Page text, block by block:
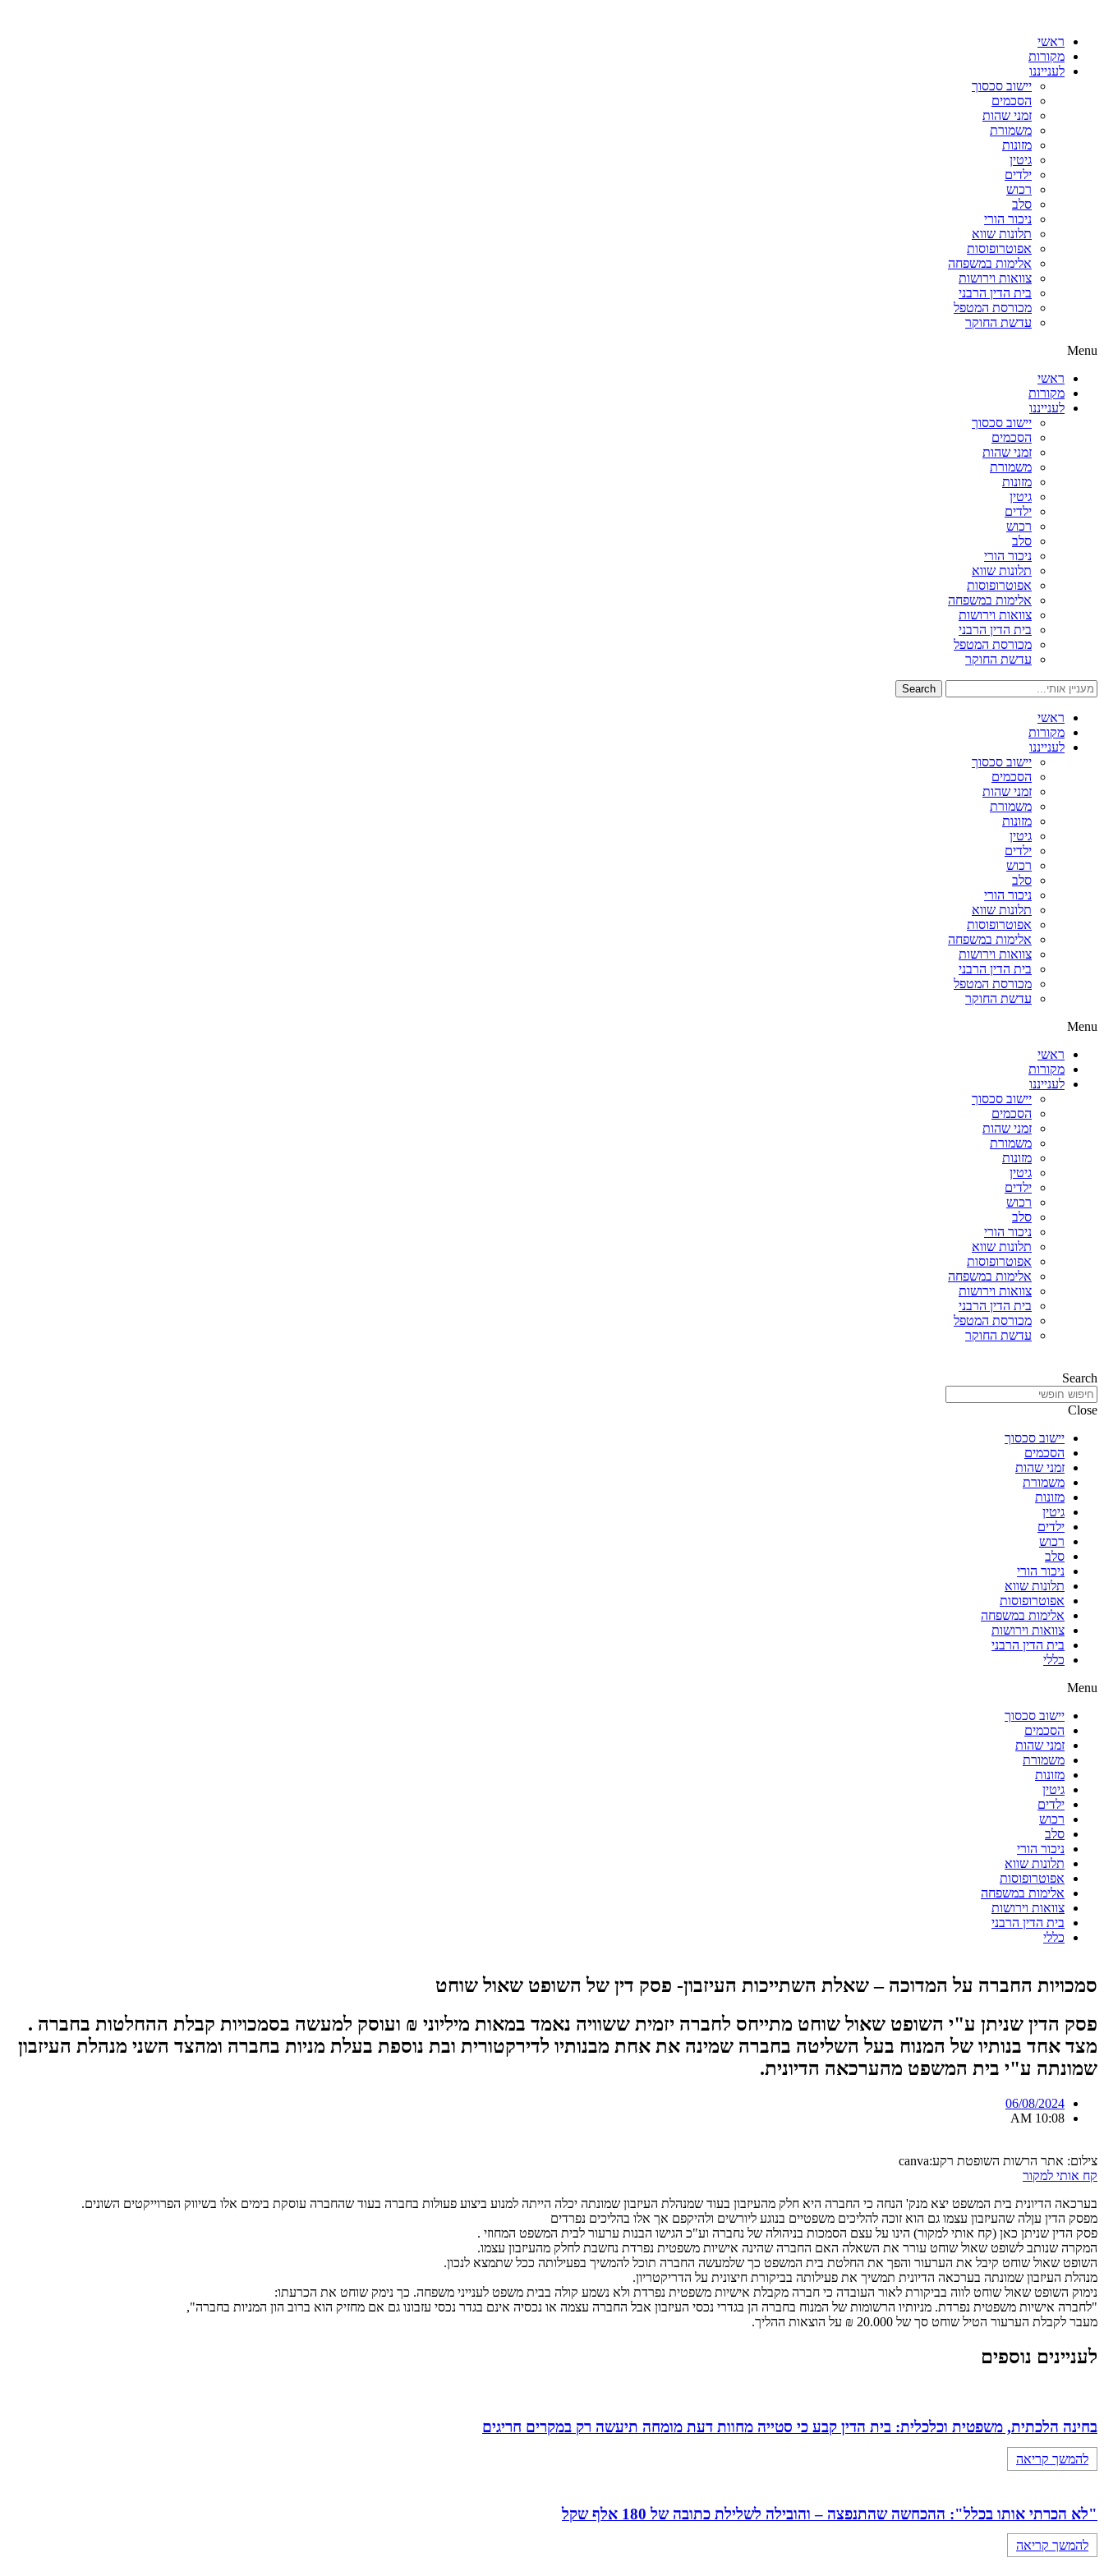
ראשי
מקורות
לענייננו
יישוב סכסוך
הסכמים
זמני שהות
משמורת
מזונות
גיטין
ילדים
רכוש
סלב
ניכור הורי
תלונות שווא
אפוטרופוסות
אלימות במשפחה
צוואות וירושות
בית הדין הרבני
מכורסת המטפל
עדשת החוקר
Menu
ראשי
מקורות
לענייננו
יישוב סכסוך
הסכמים
זמני שהות
משמורת
מזונות
גיטין
ילדים
רכוש
סלב
ניכור הורי
תלונות שווא
אפוטרופוסות
אלימות במשפחה
צוואות וירושות
בית הדין הרבני
מכורסת המטפל
עדשת החוקר
Search
ראשי
מקורות
לענייננו
יישוב סכסוך
הסכמים
זמני שהות
משמורת
מזונות
גיטין
ילדים
רכוש
סלב
ניכור הורי
תלונות שווא
אפוטרופוסות
אלימות במשפחה
צוואות וירושות
בית הדין הרבני
מכורסת המטפל
עדשת החוקר
Menu
ראשי
מקורות
לענייננו
יישוב סכסוך
הסכמים
זמני שהות
משמורת
מזונות
גיטין
ילדים
רכוש
סלב
ניכור הורי
תלונות שווא
אפוטרופוסות
אלימות במשפחה
צוואות וירושות
בית הדין הרבני
מכורסת המטפל
עדשת החוקר
Search
Close
יישוב סכסוך
הסכמים
זמני שהות
משמורת
מזונות
גיטין
ילדים
רכוש
סלב
ניכור הורי
תלונות שווא
אפוטרופוסות
אלימות במשפחה
צוואות וירושות
בית הדין הרבני
כללי
Menu
יישוב סכסוך
הסכמים
זמני שהות
משמורת
מזונות
גיטין
ילדים
רכוש
סלב
ניכור הורי
תלונות שווא
אפוטרופוסות
אלימות במשפחה
צוואות וירושות
בית הדין הרבני
כללי
סמכויות החברה על המדוכה – שאלת השתייכות העיזבון- פסק דין של השופט שאול שוחט
פסק הדין שניתן ע"י השופט שאול שוחט מתייחס לחברה יזמית ששוויה נאמד במאות מיליוני ₪ ועוסק למעשה בסמכויות קבלת ההחלטות בחברה .
מצד אחד בנותיו של המנוח בעל השליטה בחברה שמינה את אחת מבנותיו לדירקטורית ובת נוספת בעלת מניות בחברה ומהצד השני מנהלת העיזבון
שמונתה ע"י בית המשפט מהערכאה הדיונית.
06/08/2024
10:08 AM
צילום: אתר הרשות השופטת רקע:canva
קח אותי למקור
בערכאה הדיונית בית המשפט יצא מנק' הנחה כי החברה היא חלק מהעיזבון בעוד שמנהלת העיזבון שמונתה יכלה הייתה למנוע ביצוע פעולות בחברה בעוד שהחברה עוסקת בימים אלו בשיווק הפרוייקטים השונים.
מפסק הדין עןלה שהעיזבון עצמו גם הוא זוכה להליכים משפטיים בנוגע ליורשים ולהיקפם אך אלו בהליכים נפרדים
פסק הדין שניתן כאן (קח אותי למקור) הינו על עצם הסמכות בניהולה של נחברה וע"כ הגישו הבנות ערעור לבית המשפט המחוזי .
המקרה שנותב לשופט שאול שוחט עורר את השאלה האם החברה שהינה אישיות משפטית נפרדת נחשבת לחלק מהעיזבון עצמו.
השופט שאול שוחט קיבל את הערעור והפך את החלטת בית המשפט כך שלמעשה החברה תוכל להמשיך בפעילותה ככל שתמצא לנכון.
מנהלת העיזבון שמונתה בערכאה הדיונית תמשיך את פעילותה בביקורת חיצונית על הדריקטריון.
נימוק השופט שאול שוחט לווה בביקורת לאור העובדה כי חברה מקבלת אישיות משפטית נפרדת ולא נשמע קולה בבית משפט לענייני משפחה. כך נימק שוחט את הכרעתו:
"לחברה אישיות משפטית נפרדת. מניותיו הרשומות של המנוח בחברה הן בגדרי נכסי העיזבון אבל החברה עצמה או נכסיה אינם בגדר נכסי עזבונו גם אם מחזיק הוא ברוב הון המניות בחברה",
מעבר לקבלת הערעור הטיל שוחט סך של 20.000 ₪ על הוצאות ההליך.
לעניינים נוספים
בחינה הלכתית, משפטית וכלכלית: בית הדין קבע כי סטייה מחוות דעת מומחה תיעשה רק במקרים חריגים
להמשך קריאה
"לא הכרתי אותו בכלל": ההכחשה שהתנפצה – והובילה לשלילת כתובה של 180 אלף שקל
להמשך קריאה